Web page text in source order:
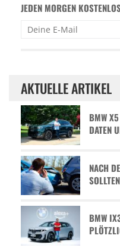
JEDEN MORGEN
AKTUELLE ARTIKEL
BMW
ATEN
NACH
BMW